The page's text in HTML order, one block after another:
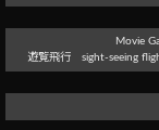
Movie
遊覧飛行 sight-seeing